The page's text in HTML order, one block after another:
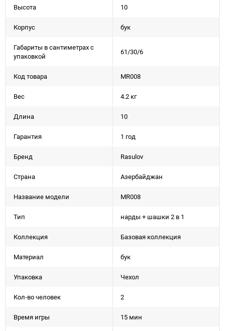
Высота 10
Корпус бук
Габариты в сантиметрах с
упаковкой
61/30/6
Код товара MR008
Вес 4.2 кг
Длина 10
Гарантия 1 год
Бренд Rasulov
Страна Азербайджан
Название модели MR008
Тип нарды + шашки 2 в 1
Коллекция Базовая коллекция
Материал бук
Упаковка Чехол
Кол-во человек 2
Время игры 15 мин